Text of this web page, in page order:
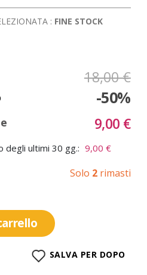
: FINE STOCK
18,00 €
-50%
9,00 €
degli ultimi 30 gg.: 9,00 €
Solo 2 rimasti
SALVA PER DOPO